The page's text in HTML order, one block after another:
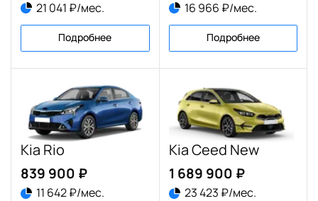
21 041 ₽/мес.
Подробнее
16 966 ₽/мес.
Подробнее
Kia Rio
839 900 ₽
11 642 ₽/мес.
Kia Ceed New
1 689 900 ₽
23 423 ₽/мес.